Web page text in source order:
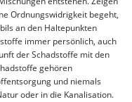
Ordnungswidrigkeit begeht,
an den Haltepunkten
immer persönlich, auch
der Schadstoffe mit den
gehören
und niemals
oder in die Kanalisation.